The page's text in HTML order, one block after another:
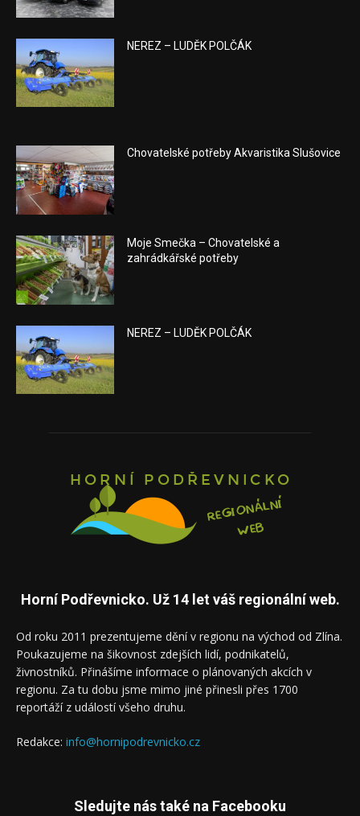
NEREZ – LUDĚK POLČÁK
Chovatelské potřeby Akvaristika Slušovice
Moje Smečka – Chovatelské a
zahrádkářské potřeby
NEREZ – LUDĚK POLČÁK
Horní Podřevnicko. Už 14 let váš regionální web.
Od roku 2011 prezentujeme dění v regionu na východ od Zlína.
Poukazujeme na šikovnost zdejších lidí, podnikatelů,
živnostníků. Přinášíme informace o plánovaných akcích v
regionu. Za tu dobu jsme mimo jiné přinesli přes 1700
reportáží z událostí všeho druhu.
Redakce: info@hornipodrevnicko.cz
Sledujte nás také na Facebooku